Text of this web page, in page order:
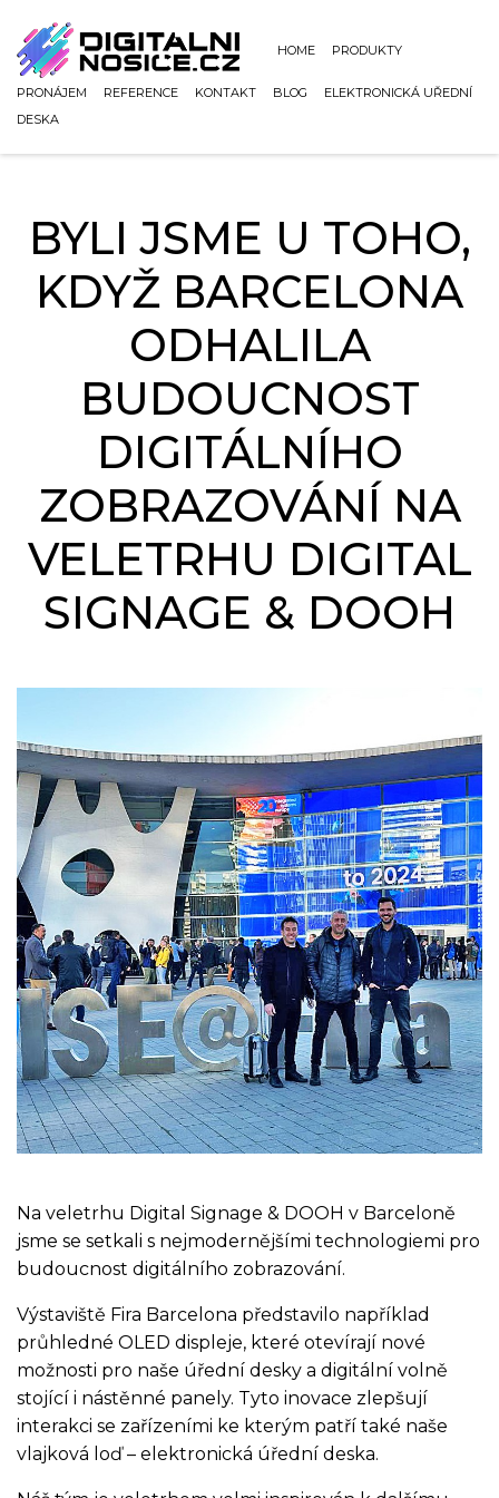
HOME PRODUKTY
PRONÁJEM REFERENCE KONTAKT BLOG
ELEKTRONICKÁ UŘEDNÍ
DESKA
BYLI JSME U TOHO,
KDYŽ BARCELONA
ODHALILA
BUDOUCNOST
DIGITÁLNÍHO
ZOBRAZOVÁNÍ NA
VELETRHU DIGITAL
SIGNAGE & DOOH
Na veletrhu Digital Signage & DOOH v Barceloně
jsme se setkali s nejmodernějšími technologiemi pro
budoucnost digitálního zobrazování.
Výstaviště Fira Barcelona představilo například
průhledné OLED displeje, které otevírají nové
možnosti pro naše úřední desky a digitální volně
stojící i nástěnné panely. Tyto inovace zlepšují
interakci se zařízeními ke kterým patří také naše
vlajková loď – elektronická úřední deska.